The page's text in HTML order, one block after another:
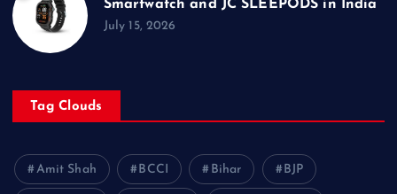
Smartwatch and JC SLEEPODS in India
July 15, 2026
Tag Clouds
Amit Shah BCCI Bihar BJP